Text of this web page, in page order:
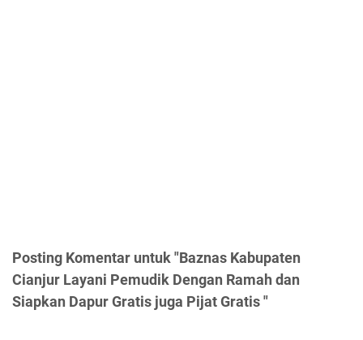
Posting Komentar untuk "Baznas Kabupaten
Cianjur Layani Pemudik Dengan Ramah dan
Siapkan Dapur Gratis juga Pijat Gratis "